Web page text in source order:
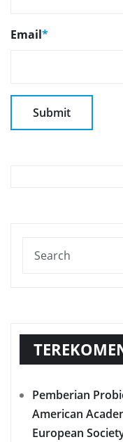
Email*
Pemberian
American
European